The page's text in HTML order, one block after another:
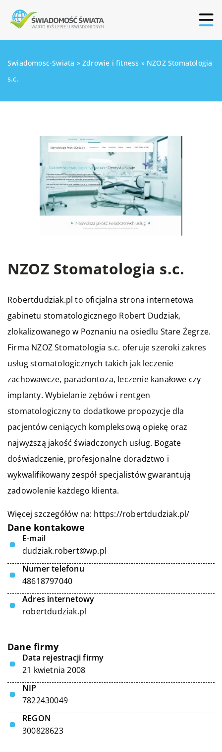
Swiadomosc-Swiata »Zdrowie i fitness » NZOZ Stomatologia
s.c.
NZOZ Stomatologia s.c.
Robertdudziak.pl to oficjalna strona internetowa
gabinetu stomatologicznego Robert Dudziak,
zlokalizowanego w Poznaniu na osiedlu Stare Żegrze.
Firma NZOZ Stomatologia s.c. oferuje szeroki zakres
usług stomatologicznych takich jak leczenie
zachowawcze, paradontoza, leczenie kanałowe czy
implanty. Wybielanie zębów i rentgen
stomatologiczny to dodatkowe propozycje dla
pacjentów ceniących kompleksową opiekę oraz
najwyższą jakość świadczonych usług. Bogate
doświadczenie, profesjonalne doradztwo i
wykwalifikowany zespół specjalistów gwarantują
zadowolenie każdego klienta.
Więcej szczegółów na: https://robertdudziak.pl/
Dane kontakowe
E-mail
dudziak.robert@wp.pl
Numer telefonu
48618797040
Adres internetowy
robertdudziak.pl
Dane firmy
Data rejestracji firmy
21 kwietnia 2008
NIP
7822430049
REGON
300828623